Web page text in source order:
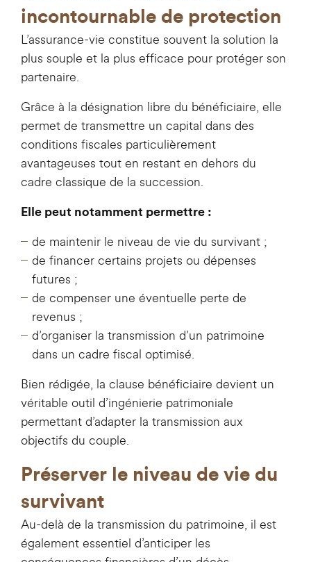
incontournable de protection
L’assurance-vie constitue souvent la solution la
plus souple et la plus efficace pour protéger son
partenaire.
Grâce à la désignation libre du bénéficiaire, elle
permet de transmettre un capital dans des
conditions fiscales particulièrement
avantageuses tout en restant en dehors du
cadre classique de la succession.
Elle peut notamment permettre :
de maintenir le niveau de vie du survivant ;
de financer certains projets ou dépenses
futures ;
de compenser une éventuelle perte de
revenus ;
d’organiser la transmission d’un patrimoine
dans un cadre fiscal optimisé.
Bien rédigée, la clause bénéficiaire devient un
véritable outil d’ingénierie patrimoniale
permettant d’adapter la transmission aux
objectifs du couple.
Préserver le niveau de vie du
survivant
Au-delà de la transmission du patrimoine, il est
également essentiel d’anticiper les